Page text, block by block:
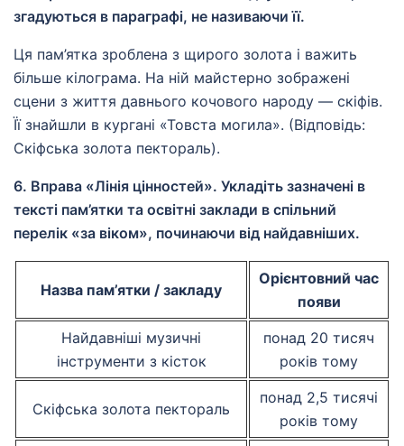
згадуються в параграфі, не називаючи її.
Ця пам’ятка зроблена з щирого золота і важить
більше кілограма. На ній майстерно зображені
сцени з життя давнього кочового народу — скіфів.
Її знайшли в кургані «Товста могила». (Відповідь:
Скіфська золота пектораль).
6. Вправа «Лінія цінностей». Укладіть зазначені в
тексті пам’ятки та освітні заклади в спільний
перелік «за віком», починаючи від найдавніших.
Назва пам’ятки / закладу
Орієнтовний час
появи
Найдавніші музичні
інструменти з кісток
понад 20 тисяч
років тому
Скіфська золота пектораль
понад 2,5 тисячі
років тому